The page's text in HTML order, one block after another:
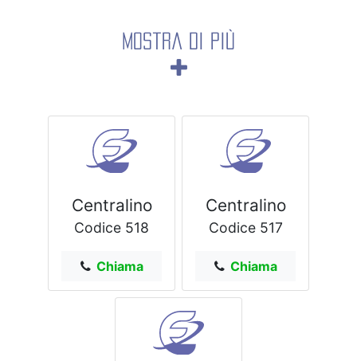
Mostra di più
Centralino
Codice 518
Chiama
Centralino
Codice 517
Chiama